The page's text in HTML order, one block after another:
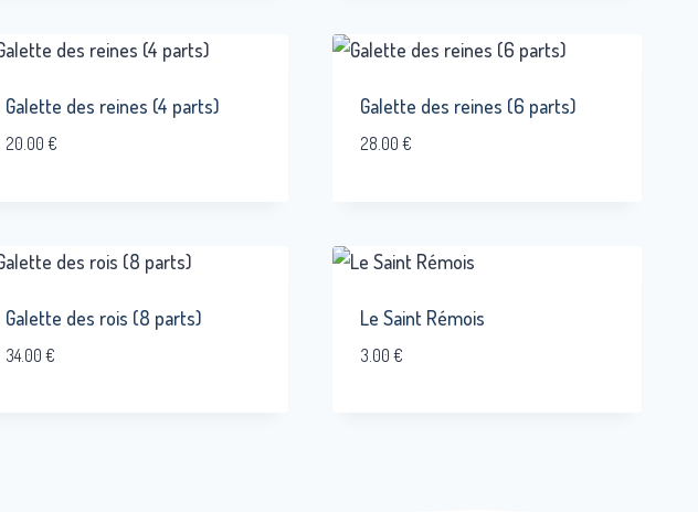
Galette des reines (4 parts)
20.00 €
Galette des reines (6 parts)
28.00 €
Galette des rois (8 parts)
34.00 €
Le Saint Rémois
3.00 €